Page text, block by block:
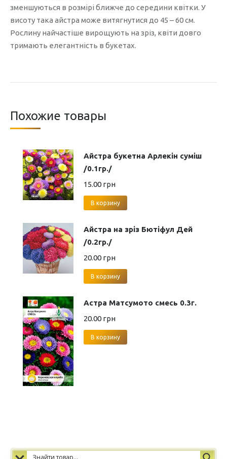
зменшуються в розмірі ближче до середини квітки. У
висоту така айстра може витягнутися до 45 – 60 см.
Рослину найчастіше вирощують на зріз, квіти довго
тримають елегантність в букетах.
Похожие товары
Айстра букетна Арлекін суміш
/0.1гр./
15.00 грн
В корзину
Айстра на зріз Бютіфул Дей
/0.2гр./
20.00 грн
В корзину
Астра Матсумото смесь 0.3г.
20.00 грн
В корзину